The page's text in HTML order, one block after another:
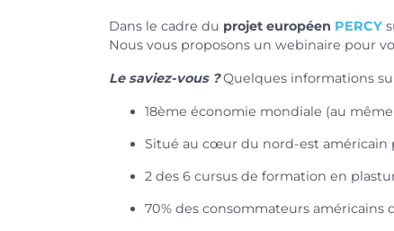
Dans le cadre du projet européen PERCY
Nous vous proposons un webinaire pour
Le saviez-vous ?Quelques informations
18ème économie mondiale (au
Situé au cœur du nord-est américain
2 des 6 cursus de formation en
70% des consommateurs